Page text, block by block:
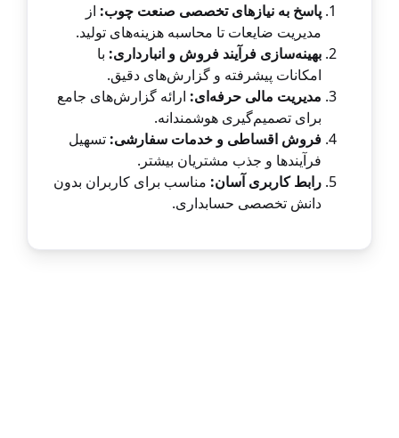
پاسخ به نیازهای تخصصی صنعت چوب: از
مدیریت ضایعات تا محاسبه هزینه‌های تولید.
بهینه‌سازی فرآیند فروش و انبارداری: با
امکانات پیشرفته و گزارش‌های دقیق.
مدیریت مالی حرفه‌ای: ارائه گزارش‌های جامع
برای تصمیم‌گیری هوشمندانه.
فروش اقساطی و خدمات سفارشی: تسهیل
فرآیندها و جذب مشتریان بیشتر.
رابط کاربری آسان: مناسب برای کاربران بدون
دانش تخصصی حسابداری.